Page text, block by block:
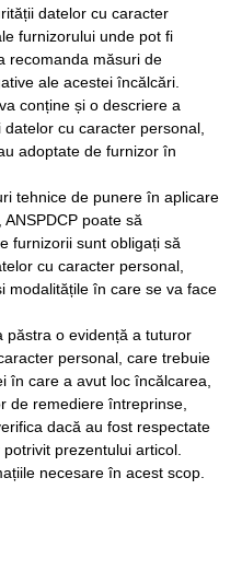
datelor cu caracter
furnizorului unde pot fi
recomanda măsuri de
ale acestei încălcări.
conține și o descriere a
cu caracter personal,
adoptate de furnizor în
tehnice de punere în aplicare
poate să
furnizorii sunt obligați să
cu caracter personal,
modalitățile în care se va face
o evidență a tuturor
personal, care trebuie
în care a avut loc încălcarea,
de remediere întreprinse,
dacă au fost respectate
prezentului articol.
necesare în acest scop.